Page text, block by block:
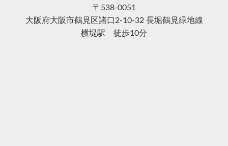
〒538-0051
大阪府大阪市鶴見区諸口2-10-32 長堀鶴見緑地線
横堤駅 徒歩10分